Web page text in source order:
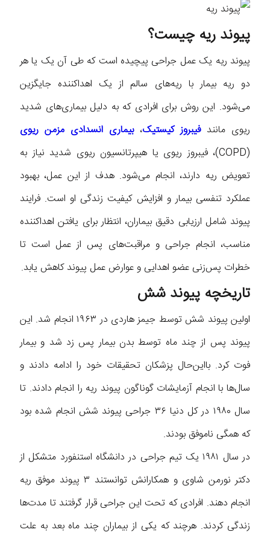
پیوند ریه چیست؟
پیوند ریه یک عمل جراحی پیچیده است که طی آن یک یا هر
دو ریه بیمار با ریه‌های سالم از یک اهداکننده جایگزین
می‌شود. این روش برای افرادی که به دلیل بیماری‌های شدید
ریوی مانندفیبروز کیستیک،بیماری انسدادی مزمن ریوی
(COPD)، فیبروز ریوی یا هیپرتانسیون ریوی شدید نیاز به
تعویض ریه دارند، انجام می‌شود. هدف از این عمل، بهبود
عملکرد تنفسی بیمار و افزایش کیفیت زندگی او است. فرایند
پیوند شامل ارزیابی دقیق بیماران، انتظار برای یافتن اهداکننده
مناسب، انجام جراحی و مراقبت‌های پس از عمل است تا
خطرات پس‌زنی عضو اهدایی و عوارض عمل پیوند کاهش یابد.
تاریخچه پیوند شش
اولین پیوند شش توسط جیمز هاردی در ۱۹۶۳ انجام شد. این
پیوند پس از چند ماه توسط بدن بیمار پس زد شد و بیمار
فوت کرد. بااین‌حال پزشکان تحقیقات خود را ادامه دادند و
سال‌ها با انجام آزمایشات گوناگون پیوند ریه را انجام دادند. تا
سال ۱۹۸۰ در کل دنیا ۳۶ جراحی پیوند شش انجام شده بود
که همگی ناموفق بودند.
در سال ۱۹۸۱ یک تیم جراحی در دانشگاه استنفورد متشکل از
دکتر نورمن شاوی و همکارانش توانستند ۳ پیوند موفق ریه
انجام دهند. افرادی که تحت این جراحی قرار گرفتند تا مدت‌ها
زندگی کردند. هرچند که یکی از بیماران چند ماه بعد به علت